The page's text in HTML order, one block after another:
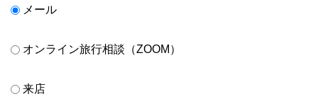
メール
オンライン旅行相談（ZOOM）
来店